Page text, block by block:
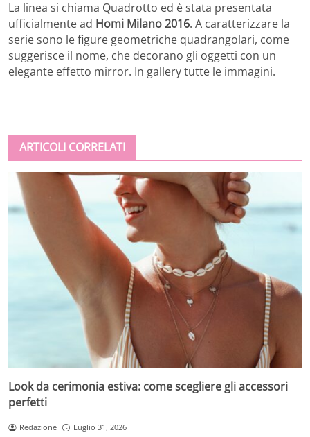
La linea si chiama Quadrotto ed è stata presentata
ufficialmente ad Homi Milano 2016. A caratterizzare la
serie sono le figure geometriche quadrangolari, come
suggerisce il nome, che decorano gli oggetti con un
elegante effetto mirror. In gallery tutte le immagini.
ARTICOLI CORRELATI
Look da cerimonia estiva: come scegliere gli accessori
perfetti
Redazione Luglio 31, 2026